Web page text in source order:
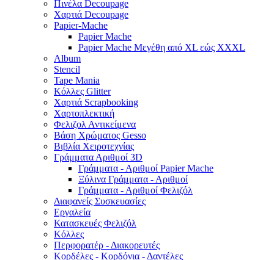
Πινέλα Decoupage
Χαρτιά Decoupage
Papier-Mache
Papier Mache
Papier Mache Μεγέθη από XL εώς XXXL
Album
Stencil
Tape Mania
Κόλλες Glitter
Χαρτιά Scrapbooking
Χαρτοπλεκτική
Φελιζολ Αντικείμενα
Βάση Χρώματος Gesso
Βιβλία Χειροτεχνίας
Γράμματα Αριθμοί 3D
Γράμματα - Αριθμοί Papier Mache
Ξύλινα Γράμματα - Αριθμοί
Γράμματα - Αριθμοί Φελιζόλ
Διαφανείς Συσκευασίες
Εργαλεία
Κατασκευές Φελιζόλ
Κόλλες
Περφορατέρ - Διακορευτές
Κορδέλες - Κορδόνια - Δαντέλες